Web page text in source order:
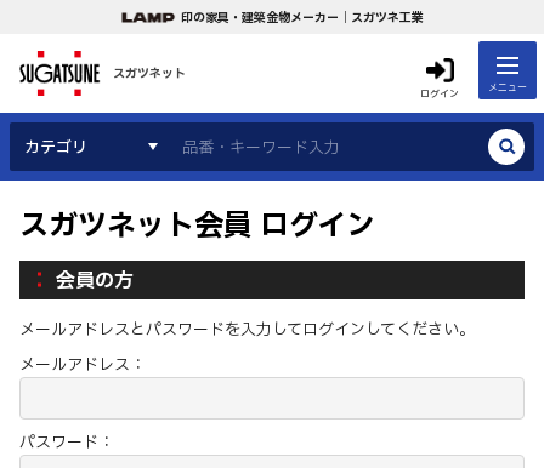
印の家具・建築金物メーカー｜スガツネ工業
スガツネット
ログイン メニュー
カテゴリ
スガツネット会員 ログイン
会員の方
メールアドレスとパスワードを入力してログインしてください。
メールアドレス：
パスワード：